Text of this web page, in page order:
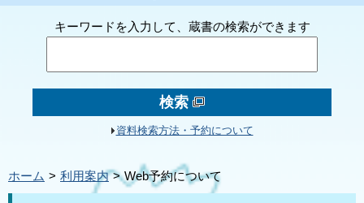
キーワードを入力して、蔵書の検索ができます
検索
資料検索方法・予約について
ホーム 利用案内 Web予約について